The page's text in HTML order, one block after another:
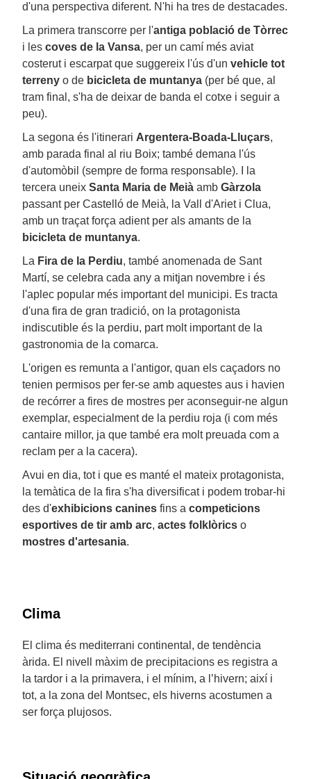
d'una perspectiva diferent. N'hi ha tres de destacades.
La primera transcorre per l'antiga població de Tòrrec
i les coves de la Vansa, per un camí més aviat
costerut i escarpat que suggereix l'ús d'un vehicle tot
terreny o de bicicleta de muntanya (per bé que, al
tram final, s'ha de deixar de banda el cotxe i seguir a
peu).
La segona és l'itinerari Argentera-Boada-Lluçars,
amb parada final al riu Boix; també demana l'ús
d'automòbil (sempre de forma responsable). I la
tercera uneix Santa Maria de Meià amb Gàrzola
passant per Castelló de Meià, la Vall d'Ariet i Clua,
amb un traçat força adient per als amants de la
bicicleta de muntanya.
La Fira de la Perdiu, també anomenada de Sant
Martí, se celebra cada any a mitjan novembre i és
l'aplec popular més important del municipi. Es tracta
d'una fira de gran tradició, on la protagonista
indiscutible és la perdiu, part molt important de la
gastronomia de la comarca.
L'origen es remunta a l'antigor, quan els caçadors no
tenien permisos per fer-se amb aquestes aus i havien
de recórrer a fires de mostres per aconseguir-ne algun
exemplar, especialment de la perdiu roja (i com més
cantaire millor, ja que també era molt preuada com a
reclam per a la cacera).
Avui en dia, tot i que es manté el mateix protagonista,
la temàtica de la fira s'ha diversificat i podem trobar-hi
des d'exhibicions canines fins a competicions
esportives de tir amb arc, actes folklòrics o
mostres d'artesania.
Clima
El clima és mediterrani continental, de tendència
àrida. El nivell màxim de precipitacions es registra a
la tardor i a la primavera, i el mínim, a l’hivern; així i
tot, a la zona del Montsec, els hiverns acostumen a
ser força plujosos.